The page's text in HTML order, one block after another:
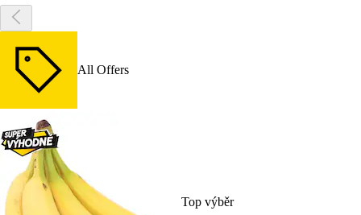
All Offers
Top výběr